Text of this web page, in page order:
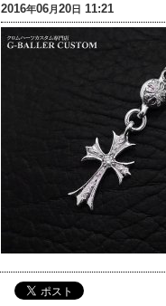
2016年06月20日 11:21